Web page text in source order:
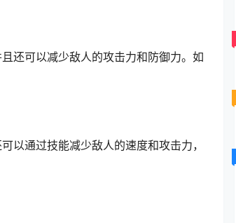
还可以减少敌人的攻击力和防御力。如
以通过技能减少敌人的速度和攻击力，